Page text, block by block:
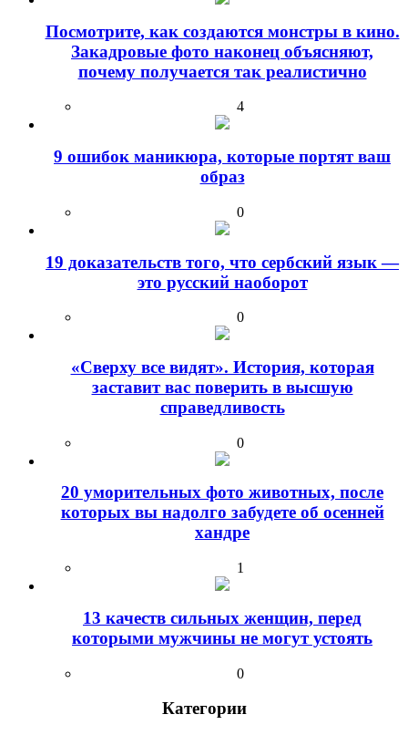
Посмотрите, как создаются монстры в кино.
Закадровые фото наконец объясняют,
почему получается так реалистично
4
9 ошибок маникюра, которые портят ваш
образ
0
19 доказательств того, что сербский язык —
это русский наоборот
0
«Сверху все видят». История, которая
заставит вас поверить в высшую
справедливость
0
20 уморительных фото животных, после
которых вы надолго забудете об осенней
хандре
1
13 качеств сильных женщин, перед
которыми мужчины не могут устоять
0
Категории